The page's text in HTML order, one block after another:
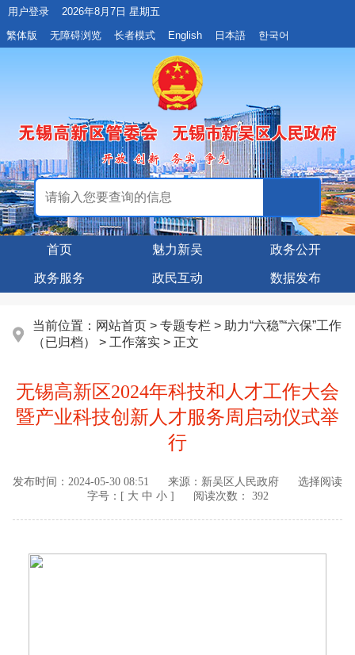
用户登录
2026年8月7日 星期五
繁体版
无障碍浏览 长者模式 English 日本語 한국어
首页 魅力新吴 政务公开
政务服务 政民互动 数据发布
当前位置： 网站首页 > 专题专栏 > 助力“六稳”“六保”工作
（已归档）
> 工作落实 > 正文
无锡高新区2024年科技和人才工作大会
暨产业科技创新人才服务周启动仪式举
行
发布时间： 2024-05-30 08:51 来源： 新吴区人民政府
选择阅读
字号：[ 大 中 小] 阅读次数： 392